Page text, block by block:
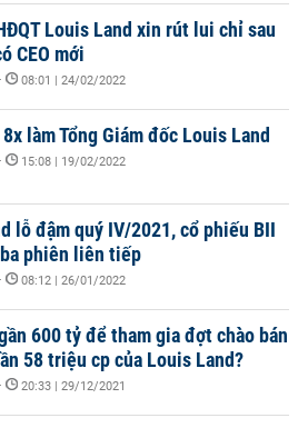
Louis Land xin rút lui chỉ sau
CEO mới
08:01 | 24/02/2022
làm Tổng Giám đốc Louis Land
15:08 | 19/02/2022
lỗ đậm quý IV/2021, cổ phiếu BII
phiên liên tiếp
08:12 | 26/01/2022
600 tỷ để tham gia đợt chào bán
58 triệu cp của Louis Land?
20:33 | 29/12/2021